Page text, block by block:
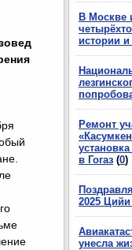
В Москве
истории и
Ремонт
в Гогаз (0)
2025
унесла